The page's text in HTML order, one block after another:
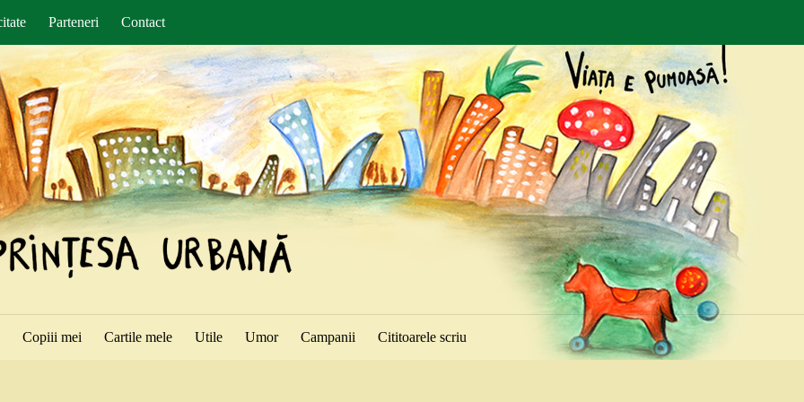
Parteneri Contact
Copiii mei Cartile mele Utile Umor Campanii Cititoarele scriu